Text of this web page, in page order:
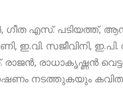
എസ്. പടിയത്ത്,
സജീവിനി,
രാധാകൃഷ്ണൻ
നടത്തുകയും